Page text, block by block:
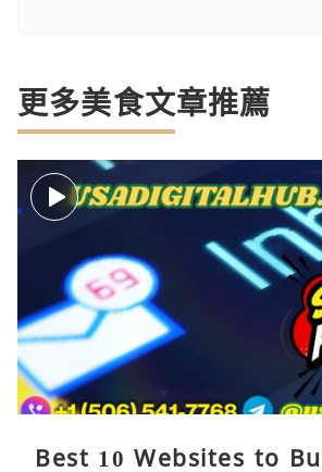
更多美食文章推薦
Best 10 Websites to